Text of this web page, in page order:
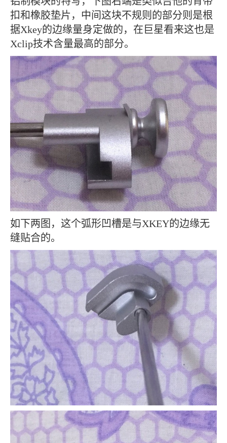
扣和橡胶垫片，中间这块不规则的部分则是根
据Xkey的边缘量身定做的，在巨星看来这也是
Xclip技术含量最高的部分。
如下两图，这个弧形凹槽是与XKEY的边缘无
缝贴合的。